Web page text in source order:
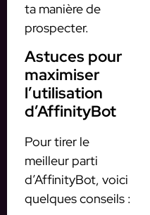
ta manière de
prospecter.
Astuces pour
maximiser
l’utilisation
d’AffinityBot
Pour tirer le
meilleur parti
d’AffinityBot, voici
quelques conseils :